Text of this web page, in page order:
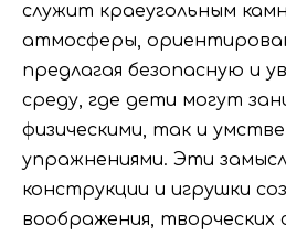
служит краеугольным
атмосферы,
предлагая безопасную и
среду, где дети могут
физическими, так и
упражнениями. Эти
конструкции и игрушки
воображения, творческих